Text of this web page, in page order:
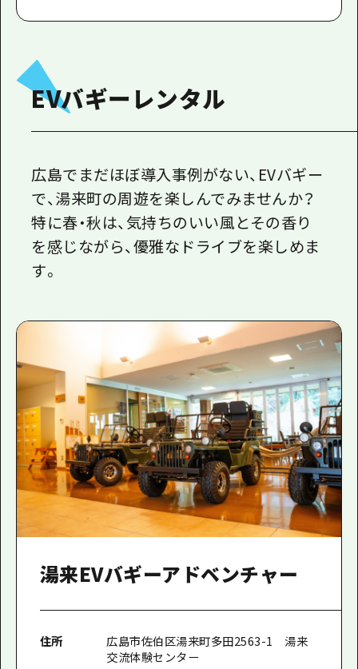
EVバギーレンタル
広島でまだほぼ導入事例がない、EVバギー
で、湯来町の周遊を楽しんでみませんか？
特に春・秋は、気持ちのいい風とその香り
を感じながら、優雅なドライブを楽しめま
す。
湯来EVバギーアドベンチャー
住所
広島市佐伯区湯来町多田2563-1 湯来
交流体験センター